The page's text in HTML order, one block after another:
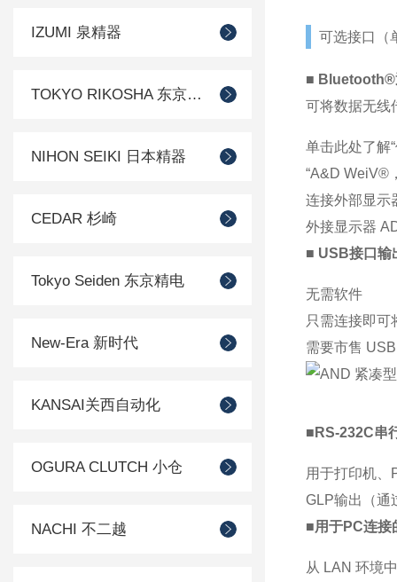
IZUMI 泉精器
TOKYO RIKOSHA 东京理工舎
NIHON SEIKI 日本精器
CEDAR 杉崎
Tokyo Seiden 东京精电
New-Era 新时代
KANSAI关西自动化
OGURA CLUTCH 小仓
NACHI 不二越
可选接口（
■ Bluetooth®
可将数据无线
单击此处了解
“A&D WeiV®
连接外部显示
外接显示器
■ USB接口输
无需软件
只需连接即可
需要市售
■RS-232C串
用于打印机、
GLP输出（通
■用于PC连接
从 LAN 环境